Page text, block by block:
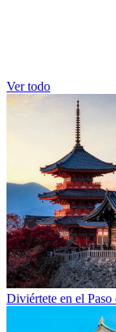
Ver todo
Diviértete en el Paso